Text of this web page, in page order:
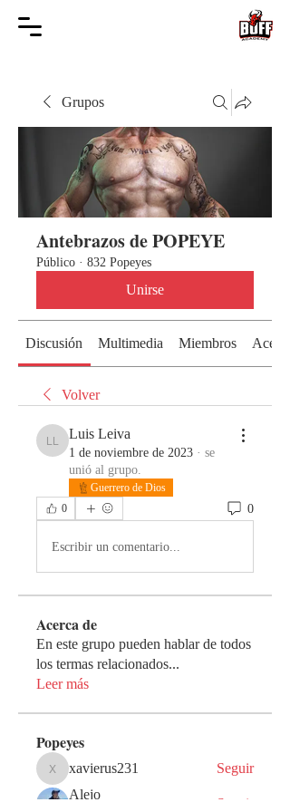
Grupos
Antebrazos de POPEYE
Público · 832 Popeyes
Unirse
Discusión Multimedia Miembros Acerca
Volver
Luis Leiva
Luis Leiva
1 de noviembre de 2023 · se
unió al grupo.
Guerrero de Dios
0
0
Escribir un comentario...
Acerca de
En este grupo pueden hablar de todos
los termas relacionados...
Leer más
Popeyes
xavierus231
xavierus231
Seguir
Alejo
Seguir